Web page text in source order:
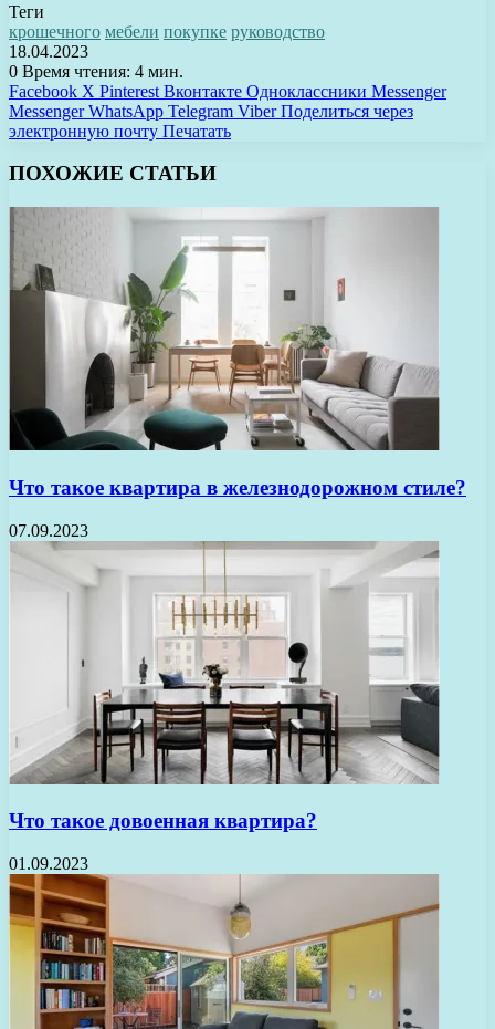
Теги
крошечного мебели покупке руководство
18.04.2023
0 Время чтения: 4 мин.
Facebook X Pinterest Вконтакте Одноклассники Messenger
Messenger WhatsApp Telegram Viber Поделиться через
электронную почту Печатать
ПОХОЖИЕ СТАТЬИ
Что такое квартира в железнодорожном стиле?
07.09.2023
Что такое довоенная квартира?
01.09.2023